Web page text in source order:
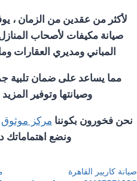
لأكثر من عقدين من الزمان ،
صيانة مكيفات لأصحاب
المباني ومديري العقارات
مما يساعد على ضمان تلبية
وصيانتها وتوفير
نحن فخورون بكوننا مركز موثوق
ونضع اهتماماتك
صيانة كاريير القاهرة